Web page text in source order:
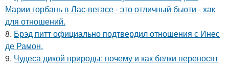
Марии горбань в Лас-вегасе - это отличный бьюти - хак
для отношений.
8. Брэд питт официально подтвердил отношения с Инес
де Рамон.
9. Чудеса дикой природы: почему и как белки переносят